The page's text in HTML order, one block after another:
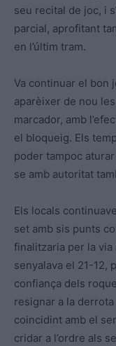
seu recital de joc, i
parcial, aprofitant
en l’últim tram.
Va continuar el bon
aparèixer de nou
marcador, amb
el bloqueig. Els
poder tampoc
se amb autoritat
Els locals
set amb sis punts
finalitzaria per la via
senyalava el 21-12,
confiança dels
resignar a la
coincidint amb el
cridar a l’ordre als